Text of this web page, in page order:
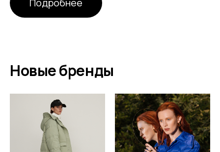
Подробнее
Новые бренды